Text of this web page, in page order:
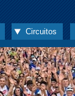
Circuitos